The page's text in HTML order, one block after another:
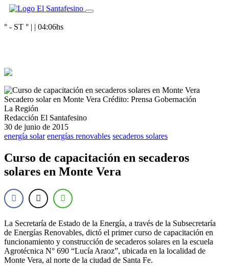
° - ST ° | | 04:06hs
Secadero solar en Monte Vera Crédito: Prensa Gobernación
La Región
Redacción El Santafesino
30 de junio de 2015
energía solar energías renovables secaderos solares
Curso de capacitación en secaderos
solares en Monte Vera
La Secretaría de Estado de la Energía, a través de la Subsecretaría
de Energías Renovables, dictó el primer curso de capacitación en
funcionamiento y construcción de secaderos solares en la escuela
Agrotécnica N° 690 “Lucía Araoz”, ubicada en la localidad de
Monte Vera, al norte de la ciudad de Santa Fe.